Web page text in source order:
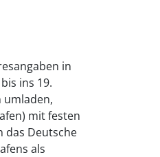
in
ins 19.
umladen,
mit festen
das Deutsche
als